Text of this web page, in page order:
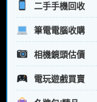
二手手機回收
筆電電腦收購
相機鏡頭估價
電玩遊戲買賣